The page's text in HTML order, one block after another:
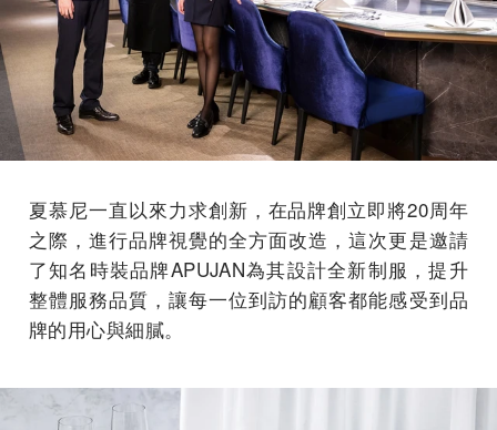
夏慕尼一直以來力求創新，在品牌創立即將20周年
之際，進行品牌視覺的全方面改造，這次更是邀請
了知名時裝品牌APUJAN為其設計全新制服，提升
整體服務品質，讓每一位到訪的顧客都能感受到品
牌的用心與細膩。